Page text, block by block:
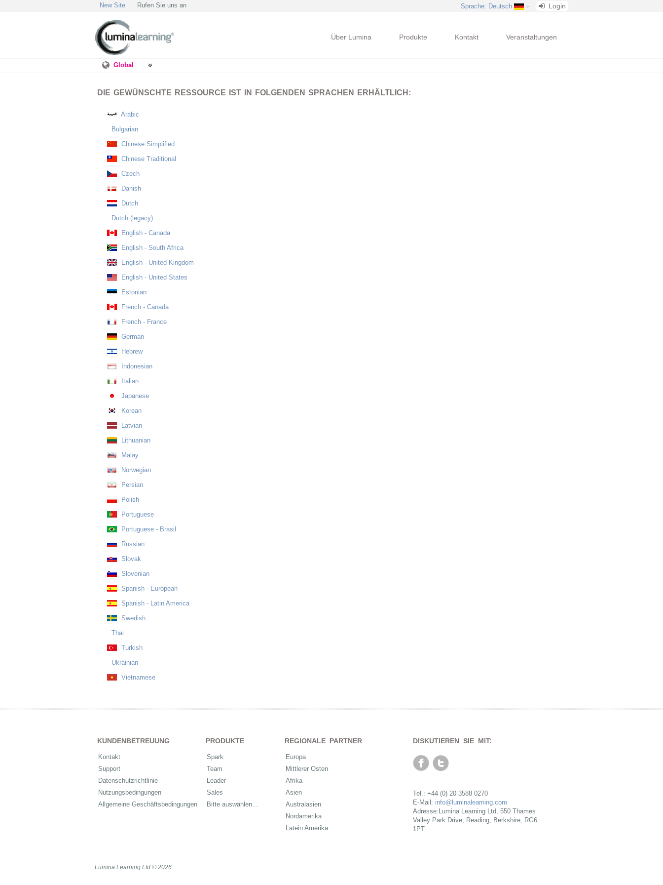
New Site Rufen Sie uns an Sprache: Deutsch Login
Über Lumina Produkte Kontakt Veranstaltungen
Global
DIE GEWÜNSCHTE RESSOURCE IST IN FOLGENDEN SPRACHEN ERHÄLTLICH:
Arabic
Bulgarian
Chinese Simplified
Chinese Traditional
Czech
Danish
Dutch
Dutch (legacy)
English - Canada
English - South Africa
English - United Kingdom
English - United States
Estonian
French - Canada
French - France
German
Hebrew
Indonesian
Italian
Japanese
Korean
Latvian
Lithuanian
Malay
Norwegian
Persian
Polish
Portuguese
Portuguese - Brasil
Russian
Slovak
Slovenian
Spanish - European
Spanish - Latin America
Swedish
Thai
Turkish
Ukrainian
Vietnamese
KUNDENBETREUUNG
Kontakt
Support
Datenschutzrichtlinie
Nutzungsbedingungen
Allgemeine Geschäftsbedingungen
PRODUKTE
Spark
Team
Leader
Sales
Bitte auswählen...
REGIONALE PARTNER
Europa
Mittlerer Osten
Afrika
Asien
Australasien
Nordamerika
Latein Amerika
DISKUTIEREN SIE MIT:
Tel.: +44 (0) 20 3588 0270
E-Mail: info@luminalearning.com
Adresse:Lumina Learning Ltd, 550 Thames
Valley Park Drive, Reading, Berkshire, RG6
1PT
Lumina Learning Ltd © 2026